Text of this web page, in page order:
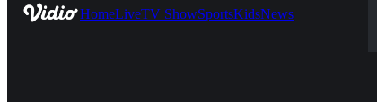
HomeLiveTV ShowSportsKidsNews